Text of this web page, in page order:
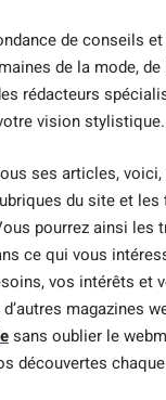
de conseils et
de la mode,
rédacteurs
vision stylistique.
ses articles,
du site et les
pourrez ainsi les
ce qui vous
vos intérêts et
magazines
sans oublier le
découvertes